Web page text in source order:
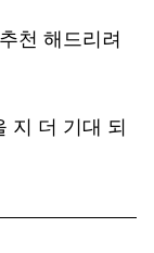
천 해드리려
지 더 기대 되